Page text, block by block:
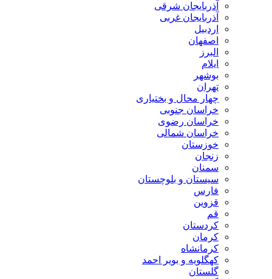
آذربایجان شرقی
آذربایجان غربی
اردبیل
اصفهان
البرز
ایلام
بوشهر
تهران
چهار محال و بختیاری
خراسان جنوبی
خراسان رضوی
خراسان شمالی
خوزستان
زنجان
سمنان
سیستان و بلوچستان
فارس
قزوین
قم
کردستان
کرمان
کرمانشاه
کهگلویه و بویر احمد
گلستان